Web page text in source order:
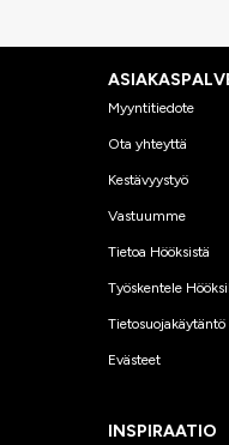
Myyntitiedote
Ota yhteyttä
Kestävyystyö
Vastuumme
Tietoa Hööksistä
Työskentele
Tietosuojakäytäntö
Evästeet
INSPIRAATIO